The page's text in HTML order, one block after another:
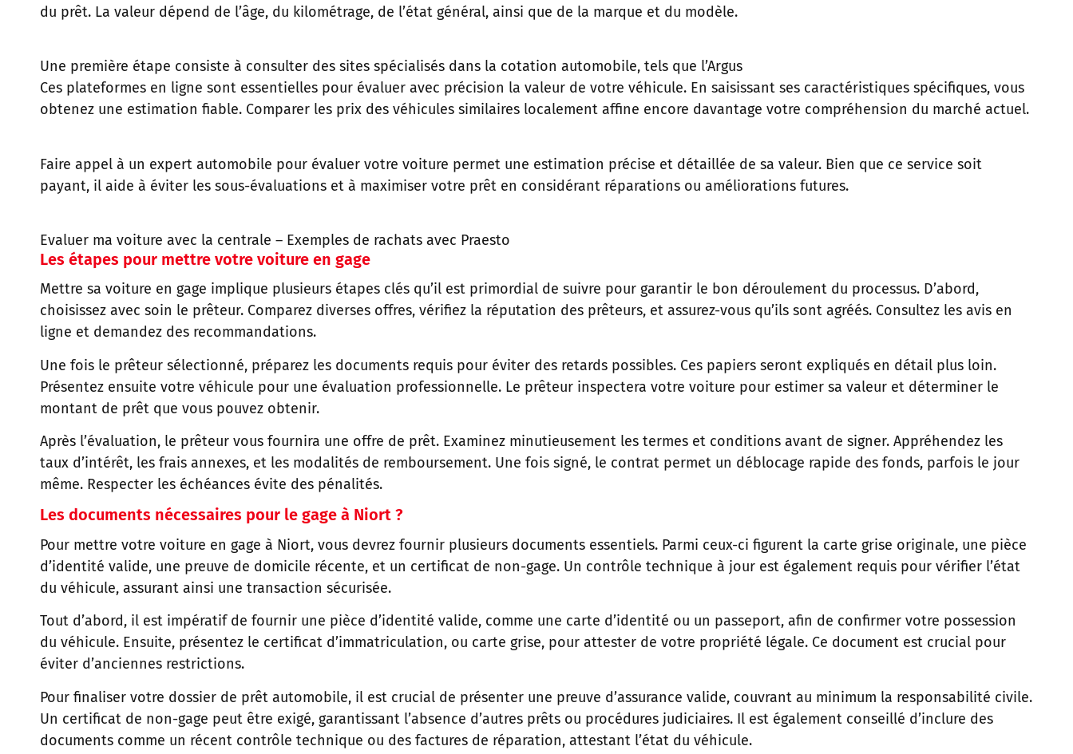
du prêt. La valeur dépend de l’âge, du kilométrage, de l’état général, ainsi que de la marque et du modèle.
Une première étape consiste à consulter des sites spécialisés dans la cotation automobile, tels que l’Argus
Ces plateformes en ligne sont essentielles pour évaluer avec précision la valeur de votre véhicule. En saisissant ses caractéristiques spécifiques, vous
obtenez une estimation fiable. Comparer les prix des véhicules similaires localement affine encore davantage votre compréhension du marché actuel.
Faire appel à un expert automobile pour évaluer votre voiture permet une estimation précise et détaillée de sa valeur. Bien que ce service soit
payant, il aide à éviter les sous-évaluations et à maximiser votre prêt en considérant réparations ou améliorations futures.
Evaluer ma voiture avec la centrale – Exemples de rachats avec Praesto
Les étapes pour mettre votre voiture en gage
Mettre sa voiture en gage implique plusieurs étapes clés qu’il est primordial de suivre pour garantir le bon déroulement du processus. D’abord,
choisissez avec soin le prêteur. Comparez diverses offres, vérifiez la réputation des prêteurs, et assurez-vous qu’ils sont agréés. Consultez les avis en
ligne et demandez des recommandations.
Une fois le prêteur sélectionné, préparez les documents requis pour éviter des retards possibles. Ces papiers seront expliqués en détail plus loin.
Présentez ensuite votre véhicule pour une évaluation professionnelle. Le prêteur inspectera votre voiture pour estimer sa valeur et déterminer le
montant de prêt que vous pouvez obtenir.
Après l’évaluation, le prêteur vous fournira une offre de prêt. Examinez minutieusement les termes et conditions avant de signer. Appréhendez les
taux d’intérêt, les frais annexes, et les modalités de remboursement. Une fois signé, le contrat permet un déblocage rapide des fonds, parfois le jour
même. Respecter les échéances évite des pénalités.
Les documents nécessaires pour le gage à Niort ?
Pour mettre votre voiture en gage à Niort, vous devrez fournir plusieurs documents essentiels. Parmi ceux-ci figurent la carte grise originale, une pièce
d’identité valide, une preuve de domicile récente, et un certificat de non-gage. Un contrôle technique à jour est également requis pour vérifier l’état
du véhicule, assurant ainsi une transaction sécurisée.
Tout d’abord, il est impératif de fournir une pièce d’identité valide, comme une carte d’identité ou un passeport, afin de confirmer votre possession
du véhicule. Ensuite, présentez le certificat d’immatriculation, ou carte grise, pour attester de votre propriété légale. Ce document est crucial pour
éviter d’anciennes restrictions.
Pour finaliser votre dossier de prêt automobile, il est crucial de présenter une preuve d’assurance valide, couvrant au minimum la responsabilité civile.
Un certificat de non-gage peut être exigé, garantissant l’absence d’autres prêts ou procédures judiciaires. Il est également conseillé d’inclure des
documents comme un récent contrôle technique ou des factures de réparation, attestant l’état du véhicule.